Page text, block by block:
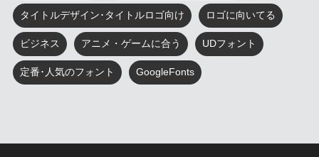
タイトルデザイン･タイトルロゴ向け ロゴに向いてる
ビジネス アニメ・ゲームに合う UDフォント
定番･人気のフォント GoogleFonts